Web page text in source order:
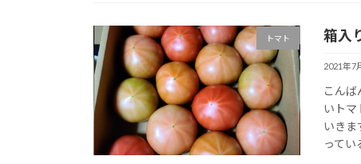
トマト 箱入
2021年7
こん
いトマ
いきま
ってい